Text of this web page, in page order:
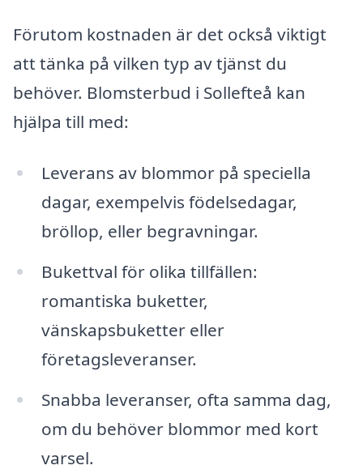
Förutom kostnaden är det också viktigt
att tänka på vilken typ av tjänst du
behöver. Blomsterbud i Sollefteå kan
hjälpa till med:
Leverans av blommor på speciella
dagar, exempelvis födelsedagar,
bröllop, eller begravningar.
Bukettval för olika tillfällen:
romantiska buketter,
vänskapsbuketter eller
företagsleveranser.
Snabba leveranser, ofta samma dag,
om du behöver blommor med kort
varsel.